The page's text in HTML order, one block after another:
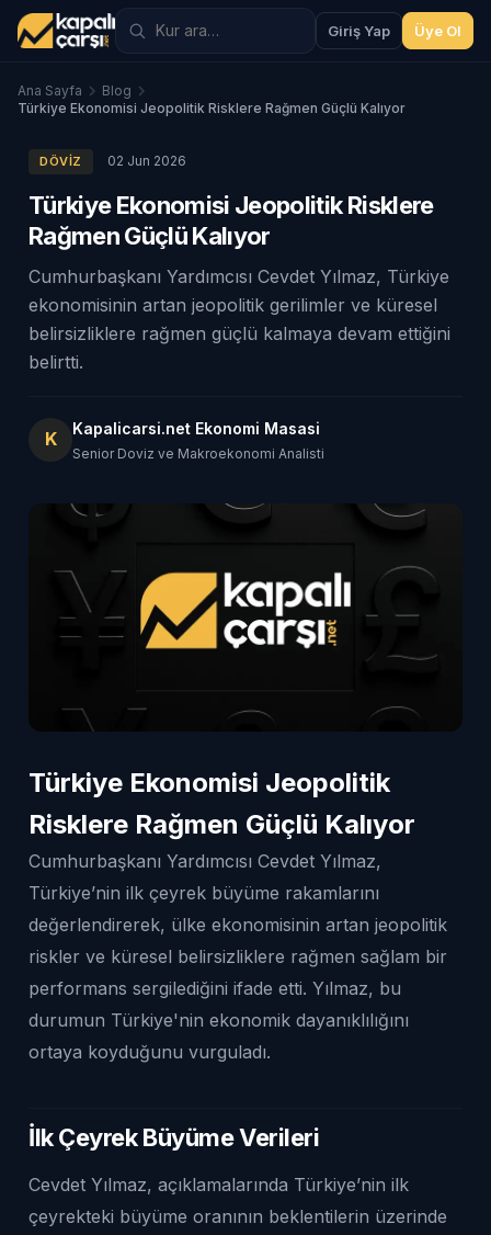
Giriş Yap Üye Ol
Ana Sayfa
Blog
Türkiye Ekonomisi Jeopolitik Risklere Rağmen Güçlü Kalıyor
DÖVIZ 02 Jun 2026
Türkiye Ekonomisi Jeopolitik Risklere
Rağmen Güçlü Kalıyor
Cumhurbaşkanı Yardımcısı Cevdet Yılmaz, Türkiye
ekonomisinin artan jeopolitik gerilimler ve küresel
belirsizliklere rağmen güçlü kalmaya devam ettiğini
belirtti.
K Kapalicarsi.net Ekonomi Masasi
Senior Doviz ve Makroekonomi Analisti
Türkiye Ekonomisi Jeopolitik
Risklere Rağmen Güçlü Kalıyor
Cumhurbaşkanı Yardımcısı Cevdet Yılmaz,
Türkiye’nin ilk çeyrek büyüme rakamlarını
değerlendirerek, ülke ekonomisinin artan jeopolitik
riskler ve küresel belirsizliklere rağmen sağlam bir
performans sergilediğini ifade etti. Yılmaz, bu
durumun Türkiye'nin ekonomik dayanıklılığını
ortaya koyduğunu vurguladı.
İlk Çeyrek Büyüme Verileri
Cevdet Yılmaz, açıklamalarında Türkiye’nin ilk
çeyrekteki büyüme oranının beklentilerin üzerinde